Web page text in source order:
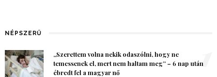
NÉPSZERŰ
„Szerettem volna nekik odaszólni, hogy ne
temessenek el, mert nem haltam meg” – 6 nap után
ébredt fel a magyar nő
1